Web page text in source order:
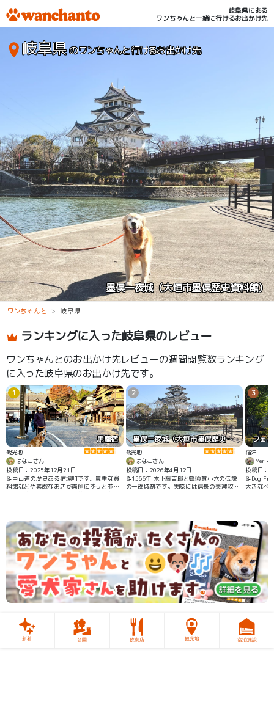
岐阜県にある
ワンちゃんと一緒に行けるお出かけ先
大垣市墨俣歴史資料館）
岐阜県のワンちゃんと行けるお出かけ先
ワンちゃんと 岐阜県
ランキングに入った岐阜県のレビュー
ワンちゃんとのお出かけ先レビューの週間閲覧数ランキング
に入った岐阜県のお出かけ先です。
1
馬籠宿
観光地
はなこさん
投稿日：2025年12月21日
📝中山道の歴史ある宿場町です。貴重な資
料館などや素敵なお店が両側にずっと並ん
でいます。多くの民芸品や美味しそうな食
2
墨俣一夜城（大垣市墨俣歴史資料館）
観光地
はなこさん
投稿日：2026年4月12日
📝1566年 木下藤吉郎と蜂須賀小六の伝説
の一夜城跡です。実際には信長の美濃攻略
のために数日で築かれた砦と記録されてい
素敵です。近くに、さい川さくら公園があ
り、広い草地を散歩できます。
3
宿泊
投稿日：
📝Dog
大きなベ
ゃんグッ
新着 公園 飲食店 観光地 宿泊施設